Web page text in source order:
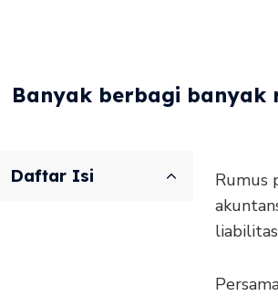
Banyak berbagi banyak
Daftar Isi
Rumus